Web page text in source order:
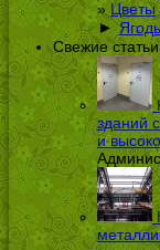
Цветы
►
Свежие статьи
зданий
и